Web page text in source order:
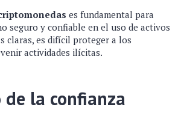
es fundamental para
seguro y confiable en el uso de activos
claras, es difícil proteger a los
actividades ilícitas.
de la confianza